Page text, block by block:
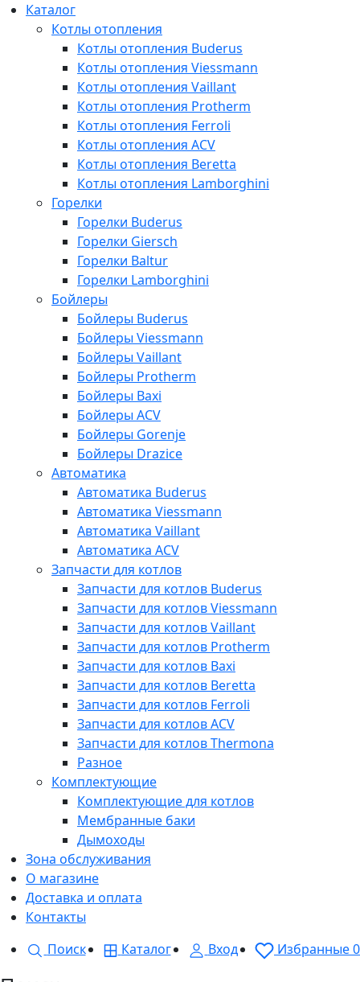
Каталог
Котлы отопления
Котлы отопления Buderus
Котлы отопления Viessmann
Котлы отопления Vaillant
Котлы отопления Protherm
Котлы отопления Ferroli
Котлы отопления ACV
Котлы отопления Beretta
Котлы отопления Lamborghini
Горелки
Горелки Buderus
Горелки Giersch
Горелки Baltur
Горелки Lamborghini
Бойлеры
Бойлеры Buderus
Бойлеры Viessmann
Бойлеры Vaillant
Бойлеры Protherm
Бойлеры Baxi
Бойлеры ACV
Бойлеры Gorenje
Бойлеры Drazice
Автоматика
Автоматика Buderus
Автоматика Viessmann
Автоматика Vaillant
Автоматика ACV
Запчасти для котлов
Запчасти для котлов Buderus
Запчасти для котлов Viessmann
Запчасти для котлов Vaillant
Запчасти для котлов Protherm
Запчасти для котлов Baxi
Запчасти для котлов Beretta
Запчасти для котлов Ferroli
Запчасти для котлов ACV
Запчасти для котлов Thermona
Разное
Комплектующие
Комплектующие для котлов
Мембранные баки
Дымоходы
Зона обслуживания
О магазине
Доставка и оплата
Контакты
Поиск
Каталог Вход Избранные0